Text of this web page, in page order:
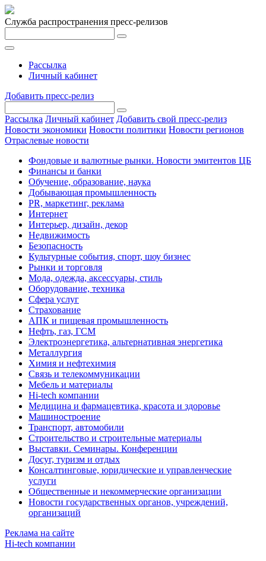
Служба распространения пресс-релизов
Рассылка
Личный кабинет
Добавить пресс-релиз
Рассылка Личный кабинет Добавить свой пресс-релиз
Новости экономики Новости политики Новости регионов
Отраслевые новости
Фондовые и валютные рынки. Новости эмитентов ЦБ
Финансы и банки
Обучение, образование, наука
Добывающая промышленность
PR, маркетинг, реклама
Интернет
Интерьер, дизайн, декор
Недвижимость
Безопасность
Культурные события, спорт, шоу бизнес
Рынки и торговля
Мода, одежда, аксессуары, стиль
Оборудование, техника
Сфера услуг
Страхование
АПК и пищевая промышленность
Нефть, газ, ГСМ
Электроэнергетика, альтернативная энергетика
Металлургия
Химия и нефтехимия
Связь и телекоммуникации
Мебель и материалы
Hi-tech компании
Медицина и фармацевтика, красота и здоровье
Машиностроение
Транспорт, автомобили
Строительство и строительные материалы
Выставки. Семинары. Конференции
Досуг, туризм и отдых
Консалтинговые, юридические и управленческие
услуги
Общественные и некоммерческие организации
Новости государственных органов, учреждений,
организаций
Реклама на сайте
Hi-tech компании